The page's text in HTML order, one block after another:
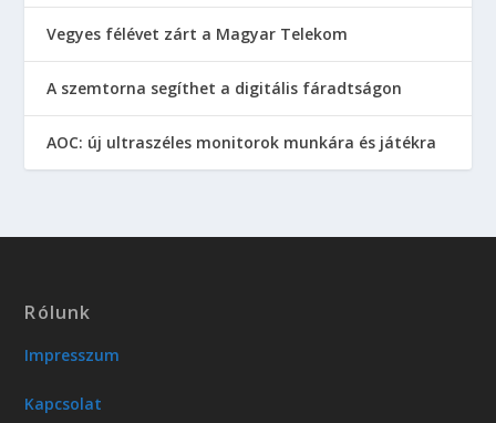
Vegyes félévet zárt a Magyar Telekom
A szemtorna segíthet a digitális fáradtságon
AOC: új ultraszéles monitorok munkára és játékra
Rólunk
Impresszum
Kapcsolat